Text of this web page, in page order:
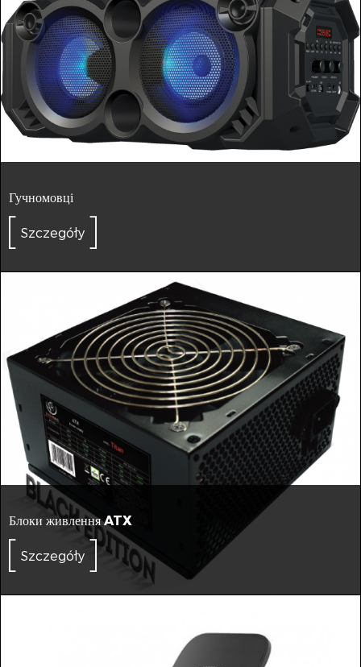
Гучномовці
Szczegóły
Блоки живлення ATX
Szczegóły